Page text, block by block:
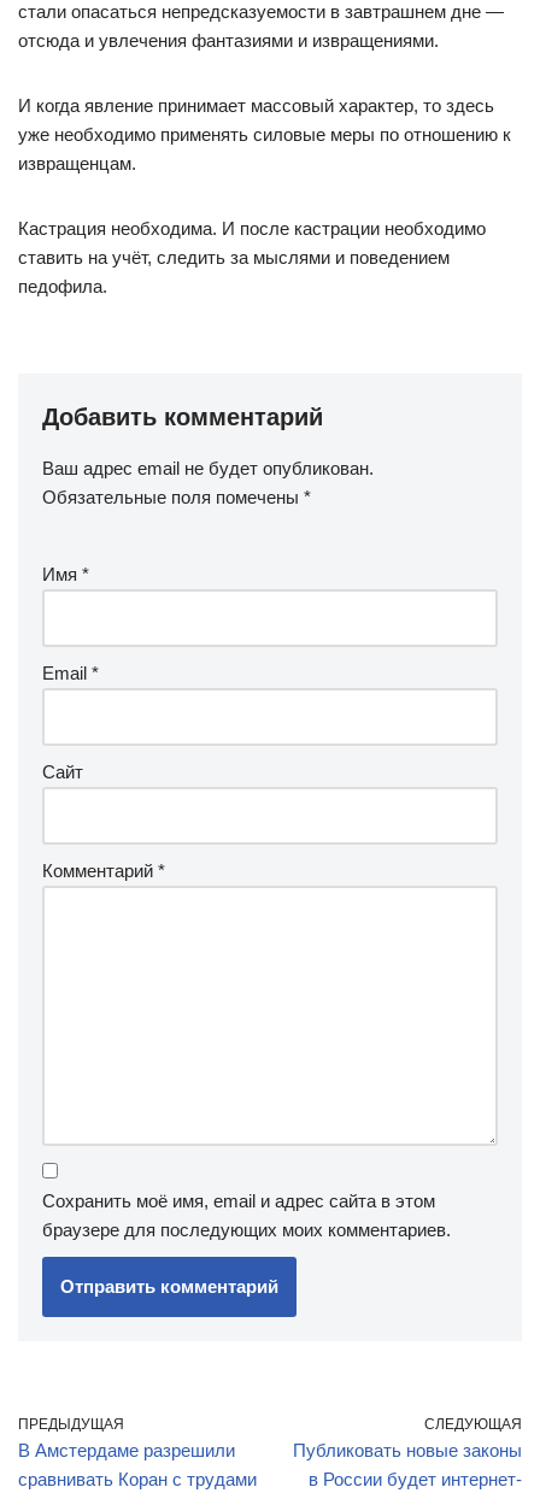
стали опасаться непредсказуемости в завтрашнем дне —
отсюда и увлечения фантазиями и извращениями.
И когда явление принимает массовый характер, то здесь
уже необходимо применять силовые меры по отношению к
извращенцам.
Кастрация необходима. И после кастрации необходимо
ставить на учёт, следить за мыслями и поведением
педофила.
Добавить комментарий
Ваш адрес email не будет опубликован.
Обязательные поля помечены *
Имя *
Email *
Сайт
Комментарий *
Сохранить моё имя, email и адрес сайта в этом
браузере для последующих моих комментариев.
ПРЕДЫДУЩАЯ
В Амстердаме разрешили
сравнивать Коран с трудами
СЛЕДУЮЩАЯ
Публиковать новые законы
в России будет интернет-